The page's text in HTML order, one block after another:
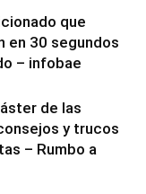
que
en 30 segundos
– infobae
de las
y trucos
– Rumbo a